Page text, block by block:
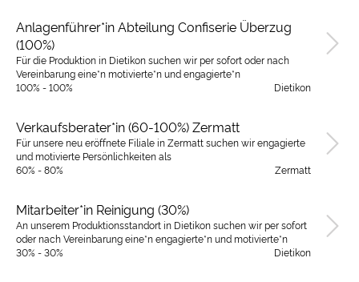
Anlagenführer*in Abteilung Confiserie Überzug
(100%)
Für die Produktion in Dietikon suchen wir per sofort oder nach
Vereinbarung eine*n motivierte*n und engagierte*n
100% - 100%
Dietikon
Verkaufsberater*in (60-100%) Zermatt
Für unsere neu eröffnete Filiale in Zermatt suchen wir engagierte
und motivierte Persönlichkeiten als
60% - 80%
Zermatt
Mitarbeiter*in Reinigung (30%)
An unserem Produktionsstandort in Dietikon suchen wir per sofort
oder nach Vereinbarung eine*n engagierte*n und motivierte*n
30% - 30%
Dietikon